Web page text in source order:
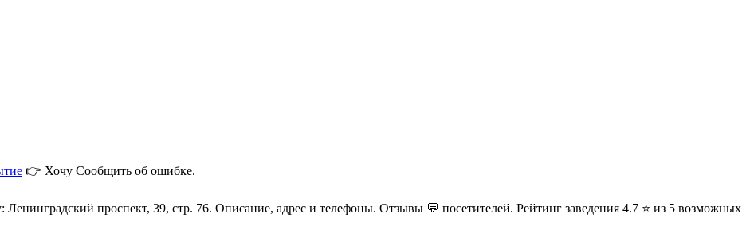
👉 Хочу Сообщить об ошибке.
проспект, 39, стр. 76. Описание, адрес и телефоны. Отзывы 💬 посетителей. Рейтинг заведения 4.7 ⭐ из 5 возможных